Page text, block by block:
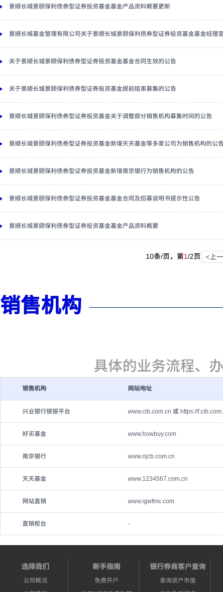
景顺长城景颐保利债券型证券投资基金基金产品资料概要更新
景顺长城基金管理有限公司关于景顺长城景颐保利债券型证券投资基金基金经理
关于景顺长城景颐保利债券型证券投资基金基金合同生效的公告
关于景顺长城景颐保利债券型证券投资基金提前结束募集的公告
景顺长城景颐保利债券型证券投资基金关于调整部分销售机构募集时间的公告
景顺长城景颐保利债券型证券投资基金新增天天基金等多家公司为销售机构的公
景顺长城景颐保利债券型证券投资基金新增南京银行为销售机构的公告
景顺长城景颐保利债券型证券投资基金基金合同及招募说明书提示性公告
景顺长城景颐保利债券型证券投资基金基金产品资料概要
10条/页，第1/2页 <上
销售机构
具体的业务流程、
销售机构 网站地址
兴业银行银银平台 www.cib.com.cn 或 https://
好买基金 www.howbuy.com
南京银行 www.njcb.com.cn
天天基金 www.1234567.com.cn
网站直销 www.igwfmc.com
直销柜台 -
选择我们
公司概况
新手指南
免费开户
银行券商客户查询
查询资产市值